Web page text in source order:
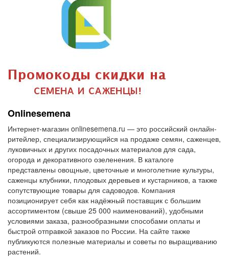
Onlinesemena
Интернет-магазин onlinesemena.ru — это российский онлайн-
ритейлер, специализирующийся на продаже семян, саженцев,
луковичных и других посадочных материалов для сада,
огорода и декоративного озеленения. В каталоге
представлены овощные, цветочные и многолетние культуры,
саженцы клубники, плодовых деревьев и кустарников, а также
сопутствующие товары для садоводов. Компания
позиционирует себя как надёжный поставщик с большим
ассортиментом (свыше 25 000 наименований), удобными
условиями заказа, разнообразными способами оплаты и
быстрой отправкой заказов по России. На сайте также
публикуются полезные материалы и советы по выращиванию
растений.